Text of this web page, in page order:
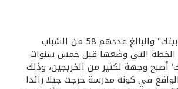
رحب الرئيس التنفيذي لبيت التمويل الكويتي "بيتك" محمد سليمان العمر بالدفعة الجديدة من موظفي "بيتك" والذين سيبدأون اليوم أول يوم عمل لهم في "بيتك" والبالغ عددهم 58 من الشباب
في الخطة التي وضعها قبل خمس سنوات
أصبح وجهة لكثير من الخريجين، وذلك
في كونه مدرسة خرجت جيلا رائدا